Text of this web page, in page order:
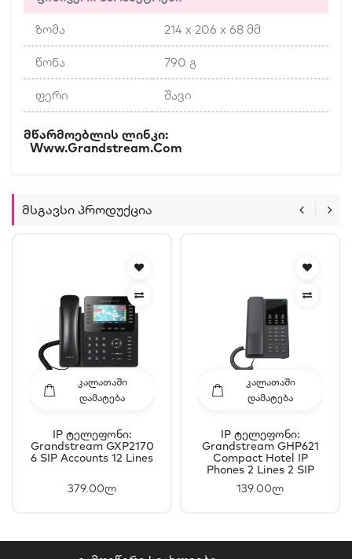
ზომა 214 x 206 x 68 მმ
წონა 790 გ
ფერი შავი
Მწარმოებლის Ლინკი:
Www.grandstream.com
Მსგავსი Პროდუქცია
ᲙᲐᲚᲐᲗᲐᲨᲘ
ᲓᲐᲛᲐᲢᲔᲑᲐ
IP Ტელეფონი:
Grandstream GXP2170
6 SIP Accounts 12 Lines
379.00ლ
ᲙᲐᲚᲐᲗᲐᲨᲘ
ᲓᲐᲛᲐᲢᲔᲑᲐ
IP Ტელეფონი:
Grandstream GHP621
Compact Hotel IP
Phones 2 Lines 2 SIP
139.00ლ